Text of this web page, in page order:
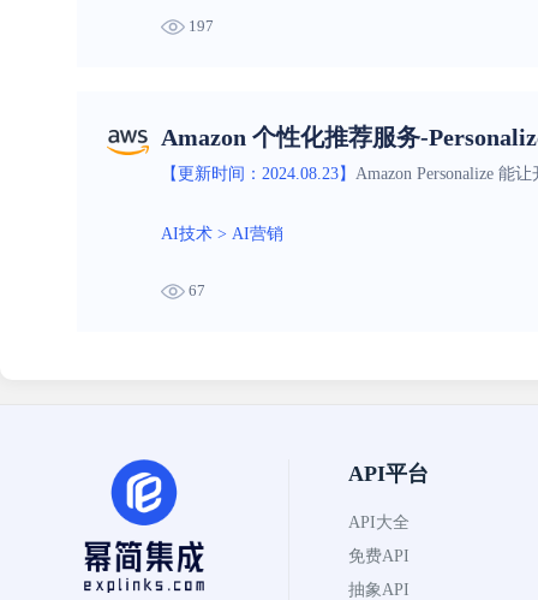
197
Amazon 个性化推荐服务-
【更新时间：2024.08.23】 Amazon Personalize 能
AI技术 > AI营销
67
API平台
API大全
免费API
抽象API